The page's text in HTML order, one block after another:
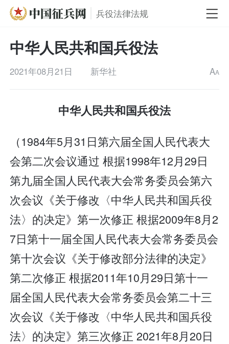
兵役法律法规
中华人民共和国兵役法
2021年08月21日 新华社 AA
中华人民共和国兵役法
（1984年5月31日第六届全国人民代表大
会第二次会议通过 根据1998年12月29日
第九届全国人民代表大会常务委员会第六
次会议《关于修改〈中华人民共和国兵役
法〉的决定》第一次修正 根据2009年8月2
7日第十一届全国人民代表大会常务委员会
第十次会议《关于修改部分法律的决定》
第二次修正 根据2011年10月29日第十一
届全国人民代表大会常务委员会第二十三
次会议《关于修改〈中华人民共和国兵役
法〉的决定》第三次修正 2021年8月20日